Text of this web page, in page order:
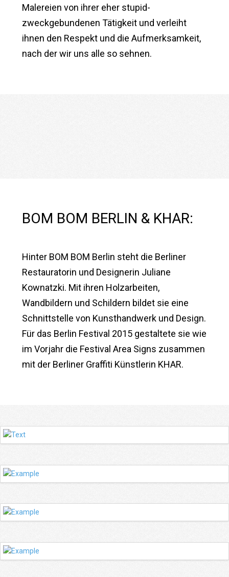
Malereien von ihrer eher stupid-
zweckgebundenen Tätigkeit und verleiht
ihnen den Respekt und die Aufmerksamkeit,
nach der wir uns alle so sehnen.
BOM BOM BERLIN & KHAR:
Hinter BOM BOM Berlin steht die Berliner
Restauratorin und Designerin Juliane
Kownatzki. Mit ihren Holzarbeiten,
Wandbildern und Schildern bildet sie eine
Schnittstelle von Kunsthandwerk und Design.
Für das Berlin Festival 2015 gestaltete sie wie
im Vorjahr die Festival Area Signs zusammen
mit der Berliner Graffiti Künstlerin KHAR.